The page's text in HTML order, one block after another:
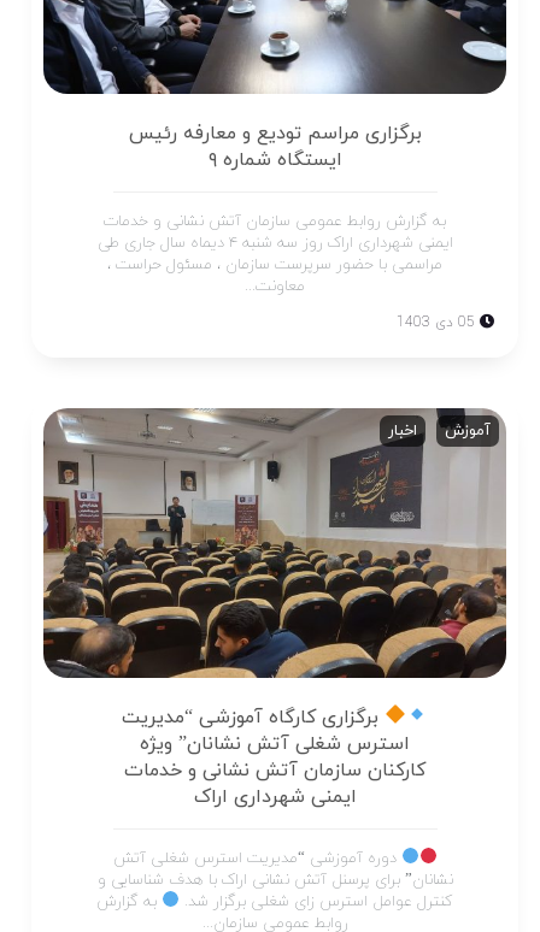
برگزاری مراسم تودیع و معارفه رئیس
ایستگاه شماره ۹
به گزارش روابط عمومی سازمان آتش نشانی و خدمات
ایمنی شهرداری اراک روز سه شنبه ۴ دیماه سال جاری طی
مراسمی با حضور سرپرست سازمان ، مسئول حراست ،
معاونت...
05 دی 1403
آموزش اخبار
برگزاری کارگاه آموزشی “مدیریت
استرس شغلی آتش نشانان” ویژه
کارکنان سازمان آتش نشانی و خدمات
ایمنی شهرداری اراک
دوره آموزشی “مدیریت استرس شغلی آتش
نشانان” برای پرسنل آتش نشانی اراک با هدف شناسایی و
کنترل عوامل استرس زای شغلی برگزار شد.
به گزارش
روابط عمومی سازمان...